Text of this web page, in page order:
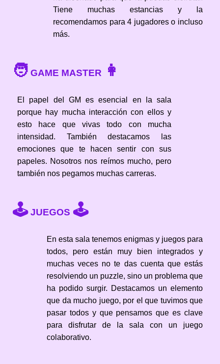
Tiene muchas estancias y la
recomendamos para 4 jugadores o incluso
más.
🧑 GAME MASTER 👩
El papel del GM es esencial en la sala
porque hay mucha interacción con ellos y
esto hace que vivas todo con mucha
intensidad. También destacamos las
emociones que te hacen sentir con sus
papeles. Nosotros nos reímos mucho, pero
también nos pegamos muchas carreras.
🕹JUEGOS 🕹
En esta sala tenemos enigmas y juegos para
todos, pero están muy bien integrados y
muchas veces no te das cuenta que estás
resolviendo un puzzle, sino un problema que
ha podido surgir. Destacamos un elemento
que da mucho juego, por el que tuvimos que
pasar todos y que pensamos que es clave
para disfrutar de la sala con un juego
colaborativo.